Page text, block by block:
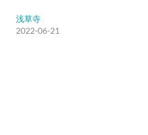
浅草寺
2022-06-21